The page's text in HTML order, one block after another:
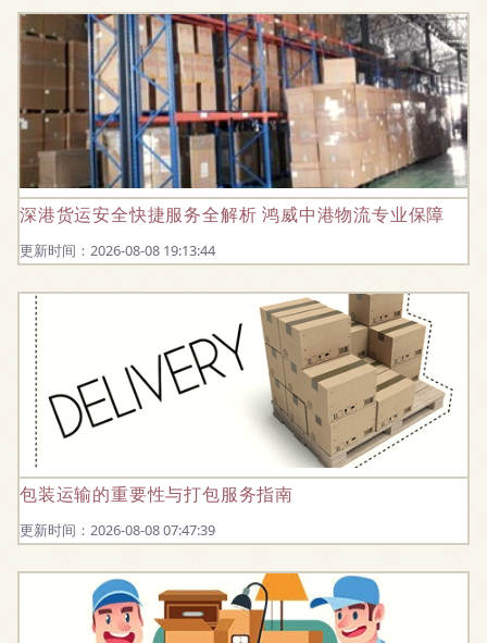
深港货运安全快捷服务全解析 鸿威中港物流专业保障
更新时间：2026-08-08 19:13:44
包装运输的重要性与打包服务指南
更新时间：2026-08-08 07:47:39